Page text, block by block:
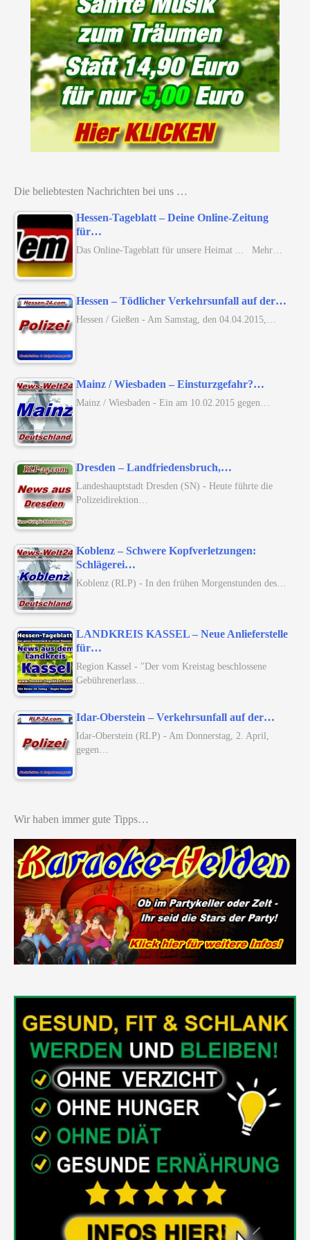
Die beliebtesten Nachrichten bei uns …
Hessen-Tageblatt – Deine Online-Zeitung
für…
Das Online-Tageblatt für unsere Heimat ... Mehr…
Hessen – Tödlicher Verkehrsunfall auf der…
Hessen / Gießen - Am Samstag, den 04.04.2015,…
Mainz / Wiesbaden – Einsturzgefahr?…
Mainz / Wiesbaden - Ein am 10.02.2015 gegen…
Dresden – Landfriedensbruch,…
Landeshauptstadt Dresden (SN) - Heute führte die
Polizeidirektion…
Koblenz – Schwere Kopfverletzungen:
Schlägerei…
Koblenz (RLP) - In den frühen Morgenstunden des…
LANDKREIS KASSEL – Neue Anlieferstelle
für…
Region Kassel - "Der vom Kreistag beschlossene
Gebührenerlass…
Idar-Oberstein – Verkehrsunfall auf der…
Idar-Oberstein (RLP) - Am Donnerstag, 2. April,
gegen…
Wir haben immer gute Tipps…